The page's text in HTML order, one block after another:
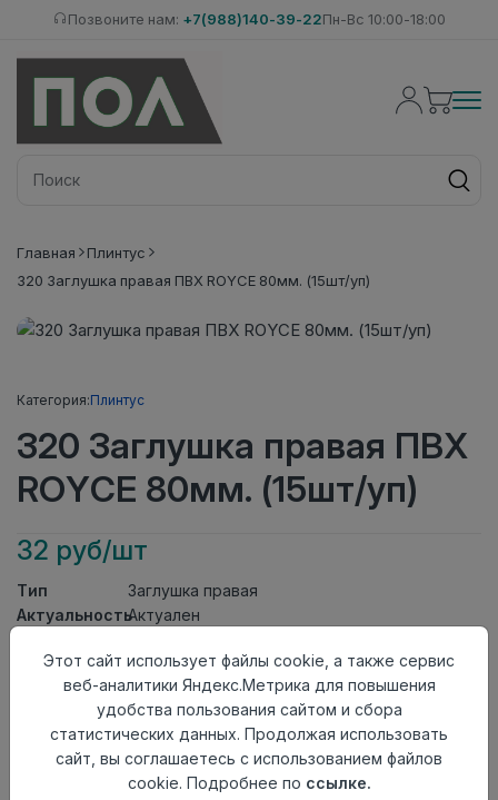
Позвоните нам: +7(988)140-39-22Пн-Вс 10:00-18:00
Главная
Плинтус
320 Заглушка правая ПВХ ROYCE 80мм. (15шт/уп)
Категория:Плинтус
320 Заглушка правая ПВХ
ROYCE 80мм. (15шт/уп)
32 руб/шт
Тип
Заглушка правая
АктуальностьАктуален
Осталось113 шт
Добавить в корзину
Внимание! Внешний вид товара может отличаться от
представленного на настоящем сайте. Проверяйте
Этот сайт использует файлы cookie, а также сервис
веб-аналитики Яндекс.Метрика для повышения
удобства пользования сайтом и сбора
статистических данных. Продолжая использовать
сайт, вы соглашаетесь с использованием файлов
cookie. Подробнее по ссылке.